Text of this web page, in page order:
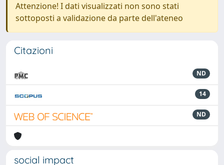
Attenzione! I dati visualizzati non sono stati
sottoposti a validazione da parte dell'ateneo
Citazioni
ND
14
ND
social impact